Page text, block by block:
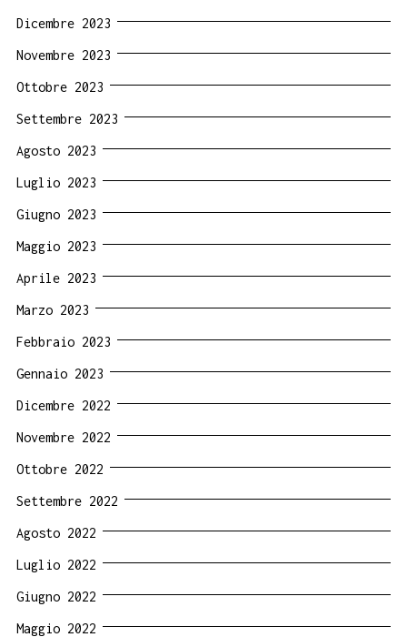
Dicembre 2023
Novembre 2023
Ottobre 2023
Settembre 2023
Agosto 2023
Luglio 2023
Giugno 2023
Maggio 2023
Aprile 2023
Marzo 2023
Febbraio 2023
Gennaio 2023
Dicembre 2022
Novembre 2022
Ottobre 2022
Settembre 2022
Agosto 2022
Luglio 2022
Giugno 2022
Maggio 2022